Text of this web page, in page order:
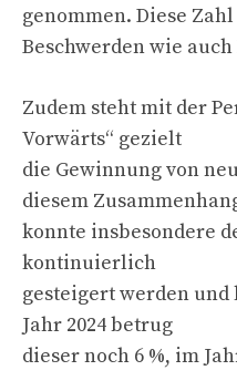
genommen. Diese
Beschwerden wie
Zudem steht mit der
Vorwärts“ gezielt
die Gewinnung von
diesem
konnte insbesondere
kontinuierlich
gesteigert werden
Jahr 2024 betrug
dieser noch 6 %, im